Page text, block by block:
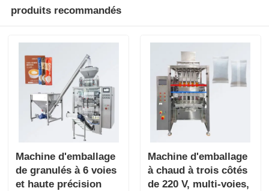
produits recommandés
Machine d'emballage
de granulés à 6 voies
et haute précision
Machine d'emballage
à chaud à trois côtés
de 220 V, multi-voies,